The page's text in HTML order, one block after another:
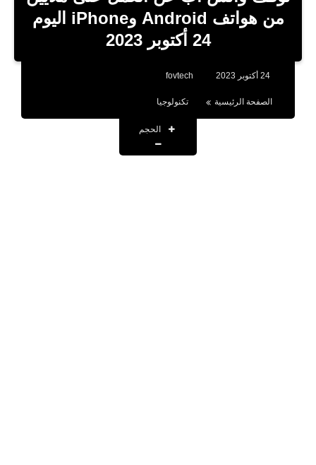
اخبار
تطبيقات
من هواتف Android وiPhone اليوم
24 أكتوبر 2023
24 أكتوبر 2023 fovtech
الصفحة الرئيسية تكنولوجيا
الحجم